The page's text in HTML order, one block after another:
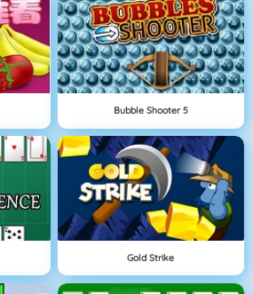
Bubble Shooter 5
Gold Strike